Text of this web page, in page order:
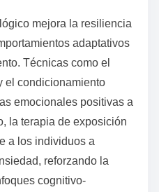
mejora la resiliencia
adaptativos
Técnicas como el
el condicionamiento
emocionales positivas a
la terapia de exposición
a los individuos a
reforzando la
cognitivo-